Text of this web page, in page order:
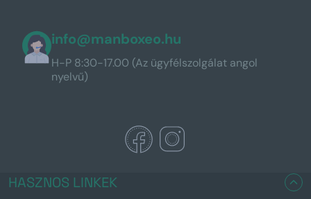
info@manboxeo.hu
H-P 8:30-17.00 (Az ügyfélszolgálat angol
nyelvű)
HASZNOS LINKEK